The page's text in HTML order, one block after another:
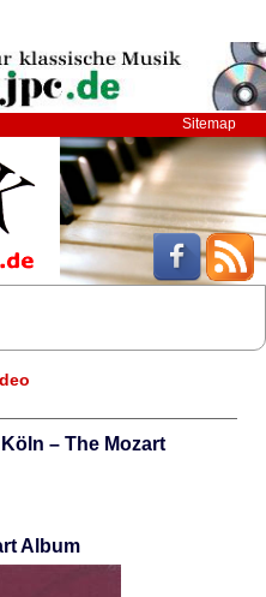
Sitemap
– The Mozart
Album